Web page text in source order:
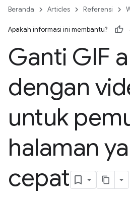
Beranda Articles Referensi
Apakah informasi ini membantu?
Ganti GIF
dengan
untuk
halaman
cepat